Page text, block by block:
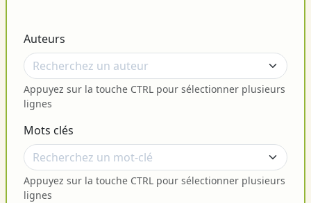
Auteurs
Appuyez sur la touche CTRL pour sélectionner plusieurs
lignes
Mots clés
Appuyez sur la touche CTRL pour sélectionner plusieurs
lignes